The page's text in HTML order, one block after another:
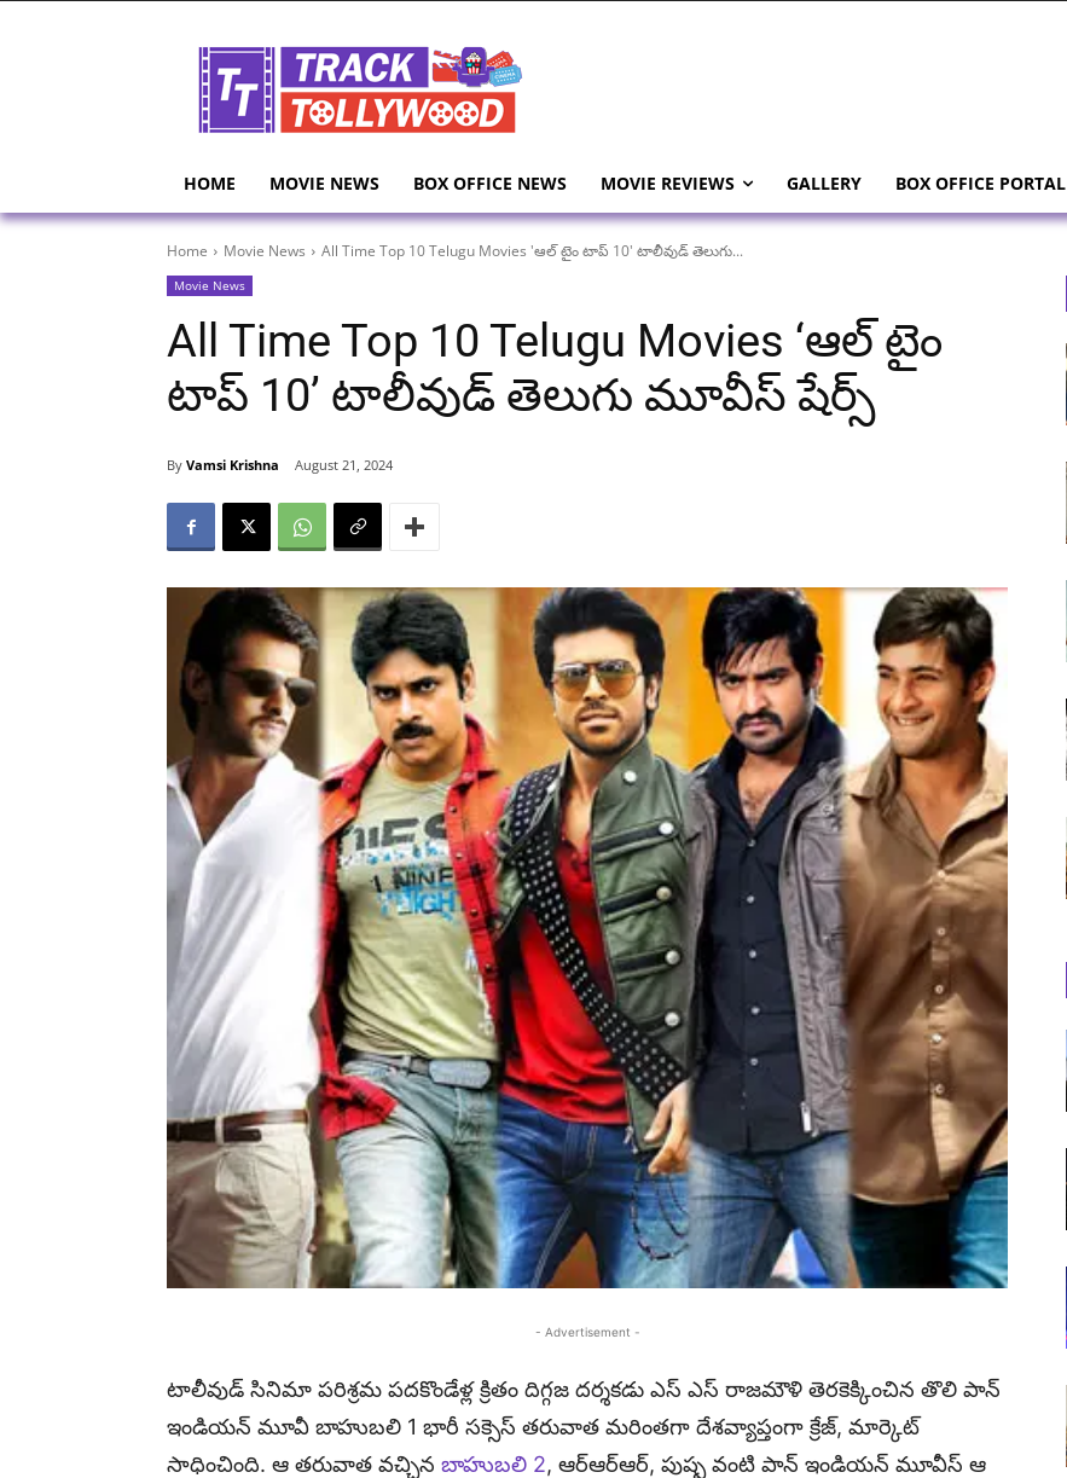
HOME MOVIE NEWS BOX OFFICE NEWS MOVIE REVIEWS GALLERY BOX OFFICE PORTAL
Home Movie News All Time Top 10 Telugu Movies 'ఆల్ టైం టాప్ 10' టాలీవుడ్ తెలుగు...
Movie News
All Time Top 10 Telugu Movies ‘ఆల్ టైం
టాప్ 10’ టాలీవుడ్ తెలుగు మూవీస్ షేర్స్
By Vamsi Krishna August 21, 2024
- Advertisement -
టాలీవుడ్ సినిమా పరిశ్రమ పదకొండేళ్ల క్రితం దిగ్గజ దర్శకడు ఎస్ ఎస్ రాజమౌళి తెరకెక్కించిన తొలి పాన్
ఇండియన్ మూవీ బాహుబలి 1 భారీ సక్సెస్ తరువాత మరింతగా దేశవ్యాప్తంగా క్రేజ్, మార్కెట్
సాధించింది. ఆ తరువాత వచ్చిన బాహుబలి 2, ఆర్ఆర్ఆర్, పుష్ప వంటి పాన్ ఇండియన్ మూవీస్ ఆ